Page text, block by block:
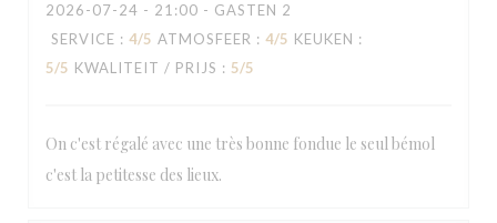
2026-07-24 - 21:00 - GASTEN 2
SERVICE : 4/5 ATMOSFEER : 4/5 KEUKEN :
5/5 KWALITEIT / PRIJS : 5/5
On c'est régalé avec une très bonne fondue le seul bémol
c'est la petitesse des lieux.